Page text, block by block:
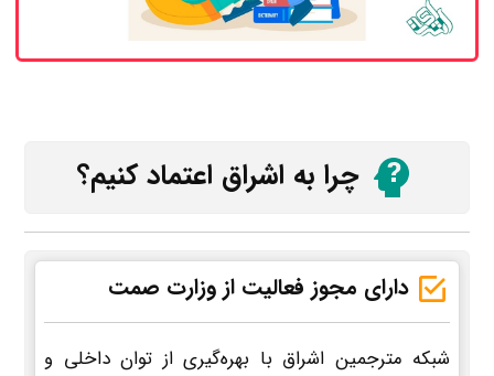
چرا به اشراق اعتماد کنیم؟
دارای مجوز فعالیت از وزارت صمت
شبکه مترجمین اشراق با بهره‌گیری از توان داخلی و